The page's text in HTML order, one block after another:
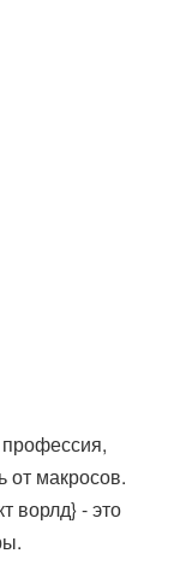
от макросов.
ворлд} - это